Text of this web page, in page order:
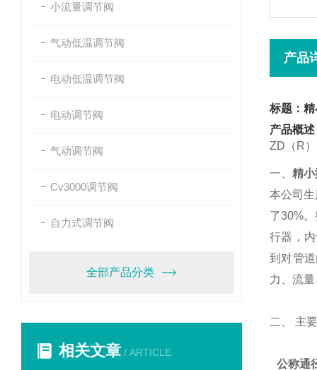
小流量调节阀
气动低温调节阀
电动低温调节阀
电动调节阀
气动调节阀
Cv3000调节阀
自力式调节阀
全部产品分类
相关文章 / ARTICLE
产品
标题：
产品概述
ZD（R
一、 精
本公司
了30%
行器，
到对管
力、流
二、 主
公称通